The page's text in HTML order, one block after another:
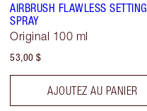
AIRBRUSH FLAWLESS SETTING
SPRAY
Original 100 ml
53,00 $
AJOUTEZ AU PANIER